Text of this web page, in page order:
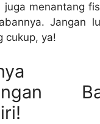
juga menantang
Jangan
cukup, ya!